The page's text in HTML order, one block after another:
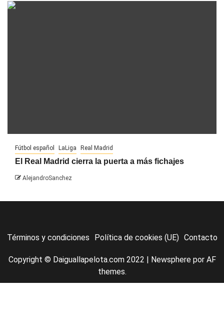
Fútbol español LaLiga Real Madrid
El Real Madrid cierra la puerta a más fichajes
AlejandroSanchez
Términos y condiciones Política de cookies (UE) Contacto
Copyright © Daiguallapelota.com 2022 | Newspherepor AF
themes.